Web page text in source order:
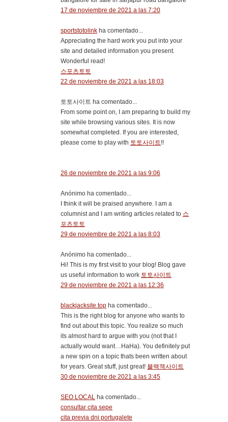
17 de noviembre de 2021 a las 7:20
sportstotolink ha comentado...
Appreciating the hard work you put into your
site and detailed information you present.
Wonderful read!
스포츠토토
22 de noviembre de 2021 a las 18:03
토토사이트 ha comentado...
From some point on, I am preparing to build my
site while browsing various sites. It is now
somewhat completed. If you are interested,
please come to play with 토토사이트!!
26 de noviembre de 2021 a las 9:06
Anónimo ha comentado...
I think it will be praised anywhere. I am a
columnist and I am writing articles related to 스
포츠토토
29 de noviembre de 2021 a las 8:03
Anónimo ha comentado...
Hi! This is my first visit to your blog! Blog gave
us useful information to work 토토사이트
29 de noviembre de 2021 a las 12:36
blackjacksite.top ha comentado...
This is the right blog for anyone who wants to
find out about this topic. You realize so much
its almost hard to argue with you (not that I
actually would want…HaHa). You definitely put
a new spin on a topic thats been written about
for years. Great stuff, just great! 블랙잭사이트
30 de noviembre de 2021 a las 3:45
SEO LOCAL ha comentado...
consultar cita sepe
cita previa dni portugalete